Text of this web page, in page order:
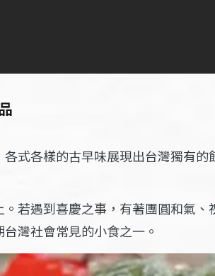
式各樣的古早味展現出台灣獨有
若遇到喜慶之事，有著團圓和氣
灣社會常見的小食之一。